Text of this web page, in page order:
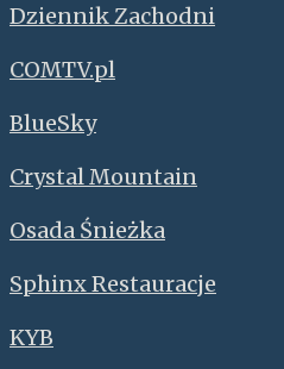
Dziennik Zachodni
COMTV.pl
BlueSky
Crystal Mountain
Osada Śnieżka
Sphinx Restauracje
KYB